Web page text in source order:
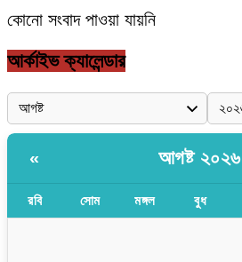
কোনো সংবাদ পাওয়া যায়নি
আর্কাইভ ক্যালেন্ডার
« আগষ্ট ২০২৬
রবি সোম মঙ্গল বুধ